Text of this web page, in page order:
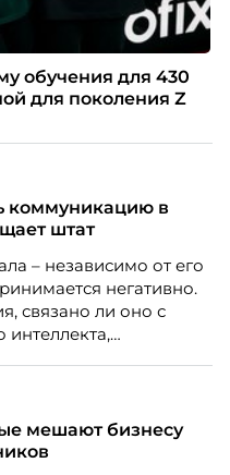
обучения для 430
для поколения Z
коммуникацию в
штат
– независимо от его
негативно.
связано ли оно с
интеллекта,
сокращения
а для внешнего
возможных
мешают бизнесу